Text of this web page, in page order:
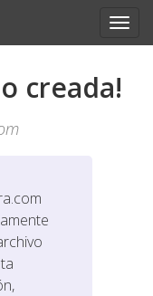
creada!